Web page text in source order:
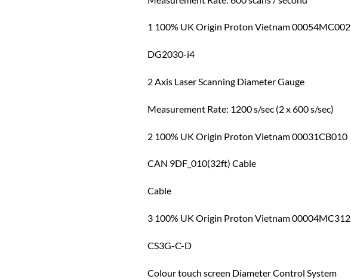
1 100% UK Origin Proton Vietnam 00054MC002
DG2030-i4
2 Axis Laser Scanning Diameter Gauge
Measurement Rate: 1200 s/sec (2 x 600 s/sec)
2 100% UK Origin Proton Vietnam 00031CB010
CAN 9DF_010(32ft) Cable
Cable
3 100% UK Origin Proton Vietnam 00004MC312
CS3G-C-D
Colour touch screen Diameter Control System